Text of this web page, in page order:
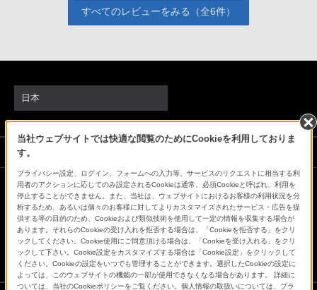
すべてのレビューをみる（全6件）
当社ウェブサイトでは快適な閲覧のためにCookieを利用しておりま
す。
プライバシー設定、ログイン、フォームへの入力等、サービスのリクエストに相当する利
用者のアクションに応じてのみ設定されるCookieは通常、必須Cookieと呼ばれ、利用を
停止することができません。また、当社は、ウェブサイトにおけるお客様の利用状況を分
析するため、あるいは個々のお客様に対してよりカスタマイズされたサービス・広告を提
供する等の目的のため、Cookieおよび類似技術を使用して一定の情報を収集する場合が
あります。それらのCookieの受け入れを拒否する場合は、「Cookieを拒否する」をクリ
ックしてください。Cookie使用にご同意頂ける場合は、「Cookieを受け入れる」をクリ
ックして下さい。Cookie設定をカスタマイズする場合は「Cookie設定」をクリックして
ください。Cookieの設定をいつでも管理することができます。選択したCookieの設定に
よっては、このウェブサイトの機能の一部が使用できなくなる場合があります。 詳細に
ついては、当社のCookieポリシーをご覧ください。個人情報の取扱いについては、プラ
日本
ソニーストアでのお買い物にあたって
会社情報 採用情報 特約店のご案内
ニュースリリース
環境情報
My Sony 利用規約